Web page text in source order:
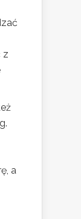
z
a